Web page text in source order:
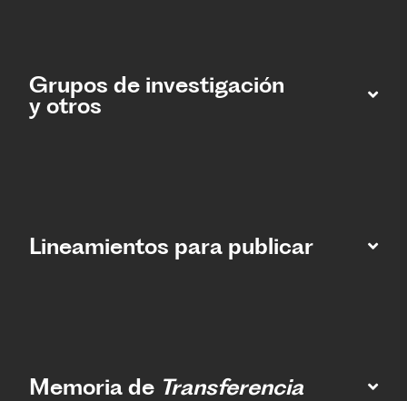
Grupos de investigación
y otros
Lineamientos para publicar
Memoria de Transferencia